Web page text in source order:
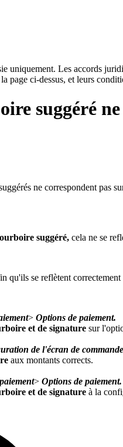
uniquement. Les accords
page ci-dessus, et leurs
suggéré
ne correspondent pas
suggéré, cela ne se
qu'ils se reflètent correctement
> Options de paiement.
et de signature sur
de l'écran de commande
aux montants corrects.
> Options de paiement.
et de signature à la